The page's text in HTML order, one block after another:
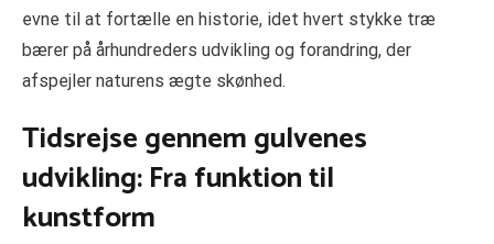
evne til at fortælle en historie, idet hvert stykke træ
bærer på århundreders udvikling og forandring, der
afspejler naturens ægte skønhed.
Tidsrejse gennem gulvenes
udvikling: Fra funktion til
kunstform